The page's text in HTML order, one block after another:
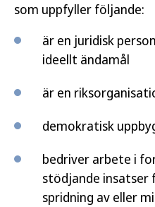
som uppfyller följande:
är en juridisk
ideellt ändamål
är en
demokratisk
bedriver arbete i
stödjande
spridning av eller